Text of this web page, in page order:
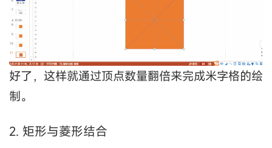
好了，这样就通过顶点数量翻倍来完成米字格的绘
制。
2. 矩形与菱形结合